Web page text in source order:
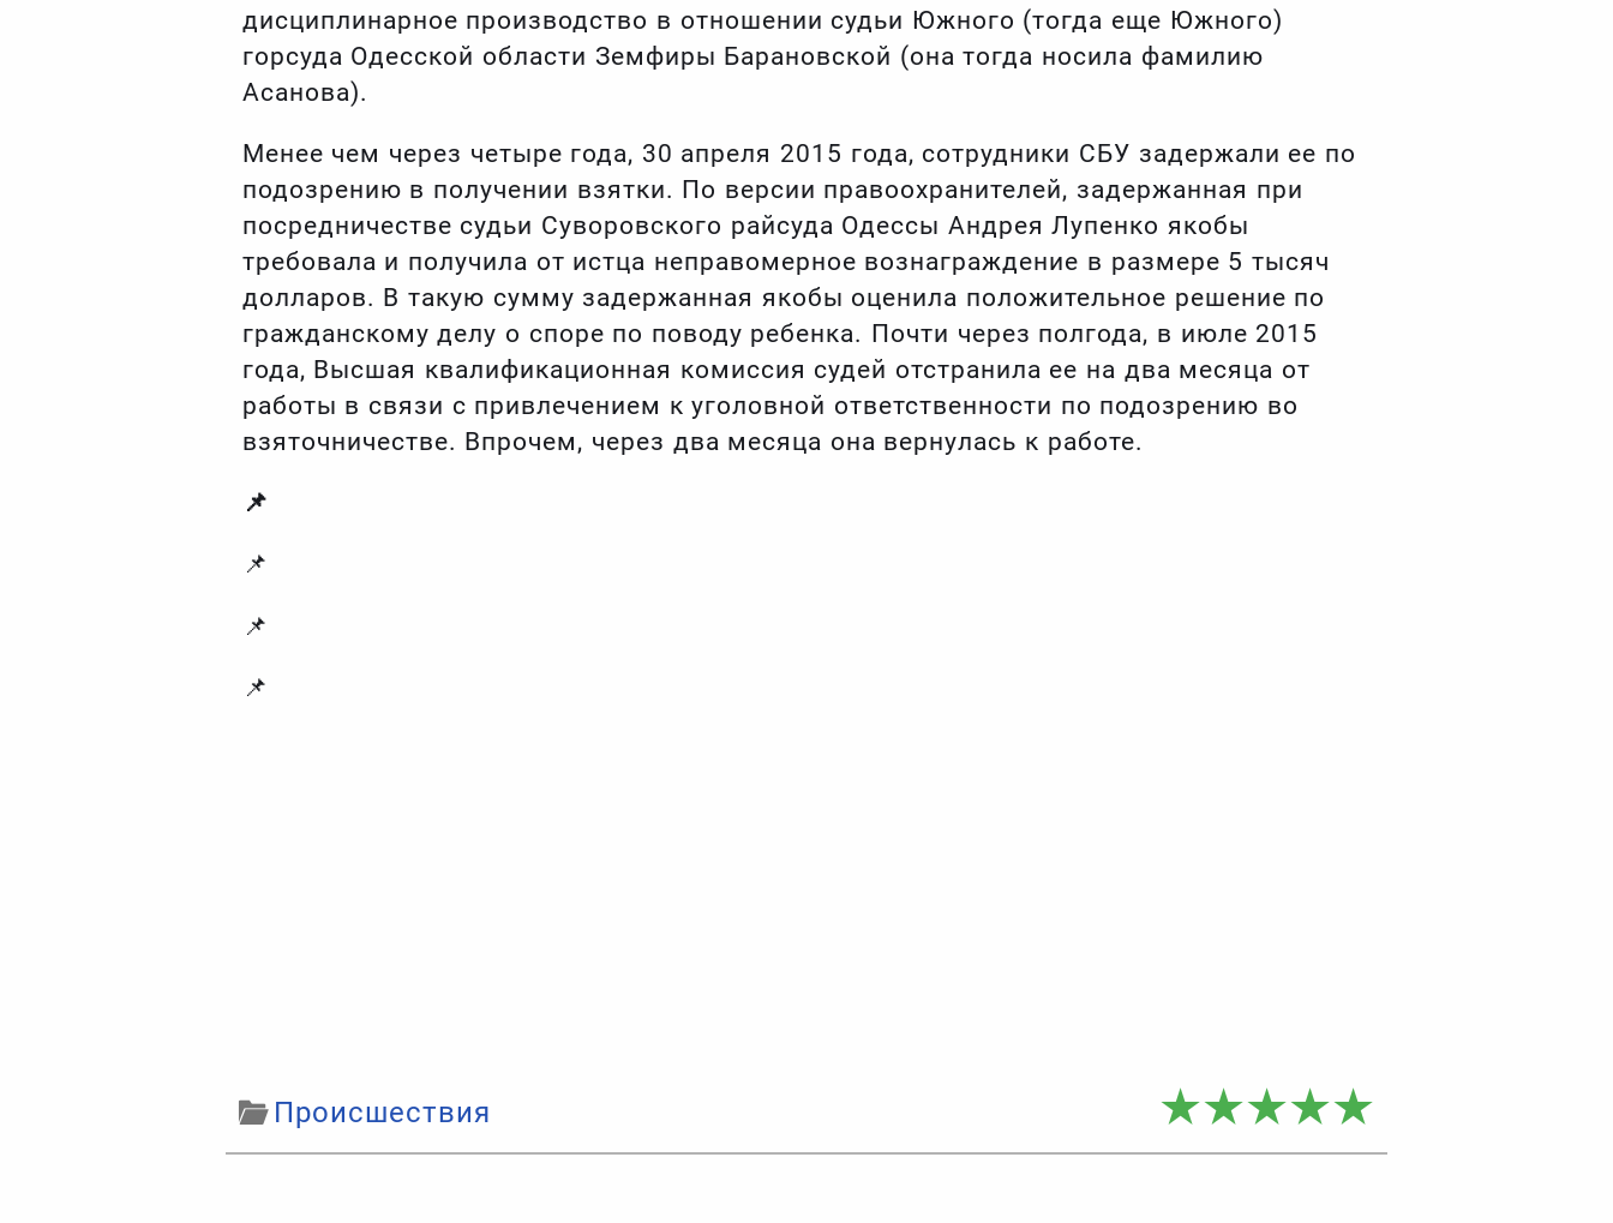
дисциплинарное производство в отношении судьи Южного (тогда еще Южного)
горсуда Одесской области Земфиры Барановской (она тогда носила фамилию
Асанова).
Менее чем через четыре года, 30 апреля 2015 года, сотрудники СБУ задержали ее по
подозрению в получении взятки. По версии правоохранителей, задержанная при
посредничестве судьи Суворовского райсуда Одессы Андрея Лупенко якобы
требовала и получила от истца неправомерное вознаграждение в размере 5 тысяч
долларов. В такую сумму задержанная якобы оценила положительное решение по
гражданскому делу о споре по поводу ребенка. Почти через полгода, в июле 2015
года, Высшая квалификационная комиссия судей отстранила ее на два месяца от
работы в связи с привлечением к уголовной ответственности по подозрению во
взяточничестве. Впрочем, через два месяца она вернулась к работе.
📌
📌
📌
📌
Происшествия